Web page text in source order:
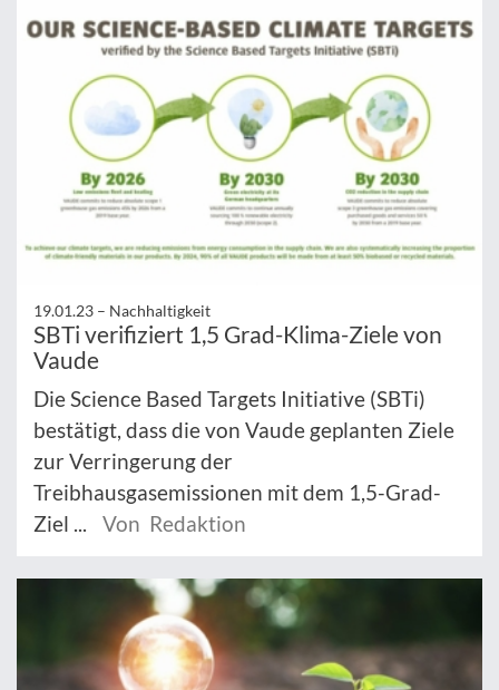
19.01.23 – Nachhaltigkeit
SBTi verifiziert 1,5 Grad-Klima-Ziele von
Vaude
Die Science Based Targets Initiative (SBTi)
bestätigt, dass die von Vaude geplanten Ziele
zur Verringerung der
Treibhausgasemissionen mit dem 1,5-Grad-
Ziel ...
Von Redaktion